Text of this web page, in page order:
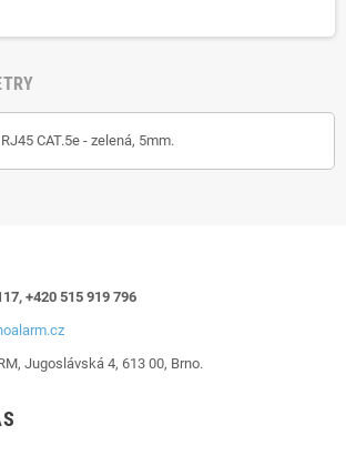
CAT.5e - zelená, 5mm.
+420 515 919 796
Jugoslávská 4, 613 00, Brno.